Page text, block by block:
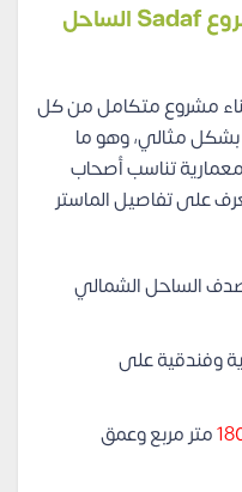
المخطط المعماري في مشروع Sadaf الساحل
مشروع متكامل من كل
بشكل مثالي، وهو ما
تناسب أصحاب
على تفاصيل الماستر
الساحل الشمالي
وفندقية على
متر مربع وعمق